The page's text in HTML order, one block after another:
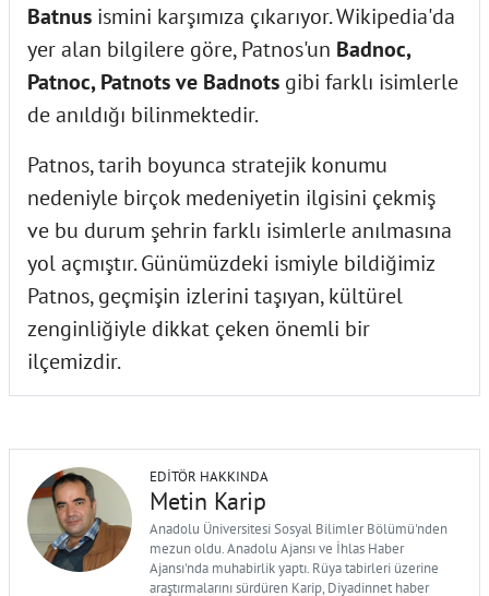
Batnus ismini karşımıza çıkarıyor. Wikipedia'da
yer alan bilgilere göre, Patnos'un Badnoc,
Patnoc, Patnots ve Badnots gibi farklı isimlerle
de anıldığı bilinmektedir.
Patnos, tarih boyunca stratejik konumu
nedeniyle birçok medeniyetin ilgisini çekmiş
ve bu durum şehrin farklı isimlerle anılmasına
yol açmıştır. Günümüzdeki ismiyle bildiğimiz
Patnos, geçmişin izlerini taşıyan, kültürel
zenginliğiyle dikkat çeken önemli bir
ilçemizdir.
EDITÖR HAKKINDA
Metin Karip
Anadolu Üniversitesi Sosyal Bilimler Bölümü'nden
mezun oldu. Anadolu Ajansı ve İhlas Haber
Ajansı'nda muhabirlik yaptı. Rüya tabirleri üzerine
araştırmalarını sürdüren Karip, Diyadinnet haber